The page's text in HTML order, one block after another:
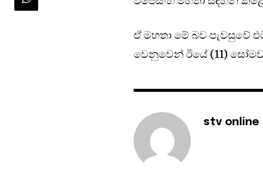
ඒ මහතා මේ බව පැවසුවේ
වෙනුවෙන් ඊයේ (11)
stv online